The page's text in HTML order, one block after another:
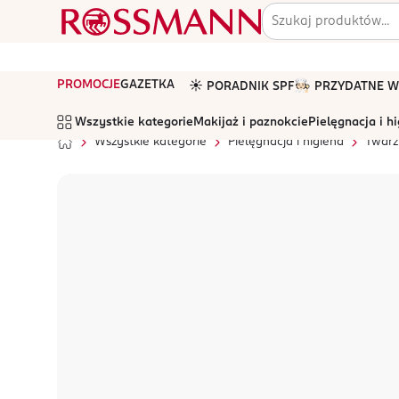
PROMOCJEGAZETKA ☀️ PORADNIK SPF🧑🏻‍🍳 PRZYDATNE
Wszystkie kategorie Makijaż i paznokcie Pielęgnacja i
Wszystkie kategorie
Pielęgnacja i higiena Twarz